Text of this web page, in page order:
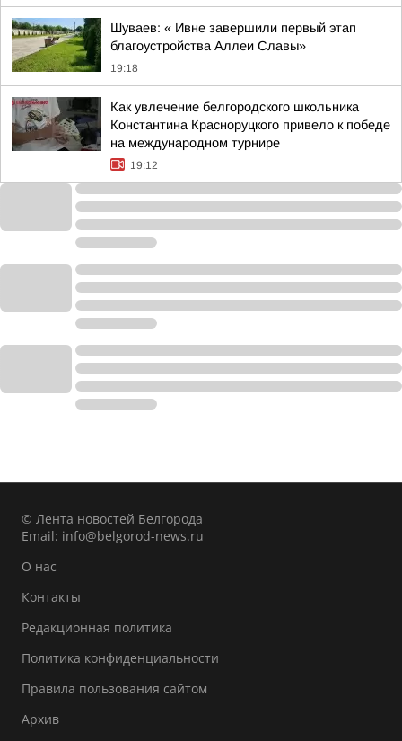
Шуваев: « Ивне завершили первый этап
благоустройства Аллеи Славы»
19:18
Как увлечение белгородского школьника
Константина Красноруцкого привело к победе
на международном турнире
19:12
© Лента новостей Белгорода
Email: info@belgorod-news.ru
О нас
Контакты
Редакционная политика
Политика конфиденциальности
Правила пользования сайтом
Архив